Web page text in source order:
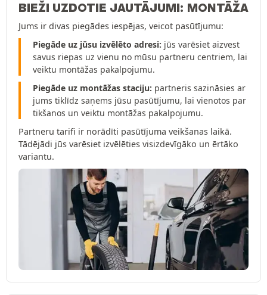
BIEŽI UZDOTIE JAUTĀJUMI: MONTĀŽA
Jums ir divas piegādes iespējas, veicot pasūtījumu:
Piegāde uz jūsu izvēlēto adresi: jūs varēsiet aizvest
savus riepas uz vienu no mūsu partneru centriem, lai
veiktu montāžas pakalpojumu.
Piegāde uz montāžas staciju: partneris sazināsies ar
jums tiklīdz saņems jūsu pasūtījumu, lai vienotos par
tikšanos un veiktu montāžas pakalpojumu.
Partneru tarifi ir norādīti pasūtījuma veikšanas laikā.
Tādējādi jūs varēsiet izvēlēties visizdevīgāko un ērtāko
variantu.